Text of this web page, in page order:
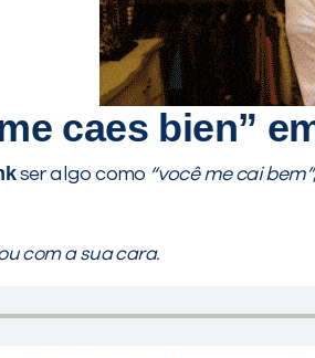
caes bien”
ser algo como “você me cai bem”
com a sua cara.